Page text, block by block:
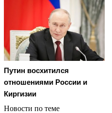
Путин восхитился
отношениями России и
Киргизии
Новости по теме